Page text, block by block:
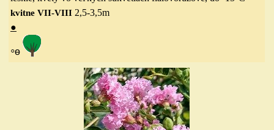
kvitne VII-VIII 2,5-3,5m
●
◦ө